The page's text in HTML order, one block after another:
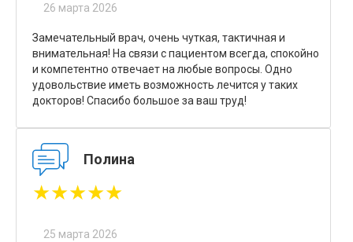
26 марта 2026
Замечательный врач, очень чуткая, тактичная и
внимательная! На связи с пациентом всегда, спокойно
и компетентно отвечает на любые вопросы. Одно
удовольствие иметь возможность лечится у таких
докторов! Спасибо большое за ваш труд!
Полина
★★★★★
25 марта 2026